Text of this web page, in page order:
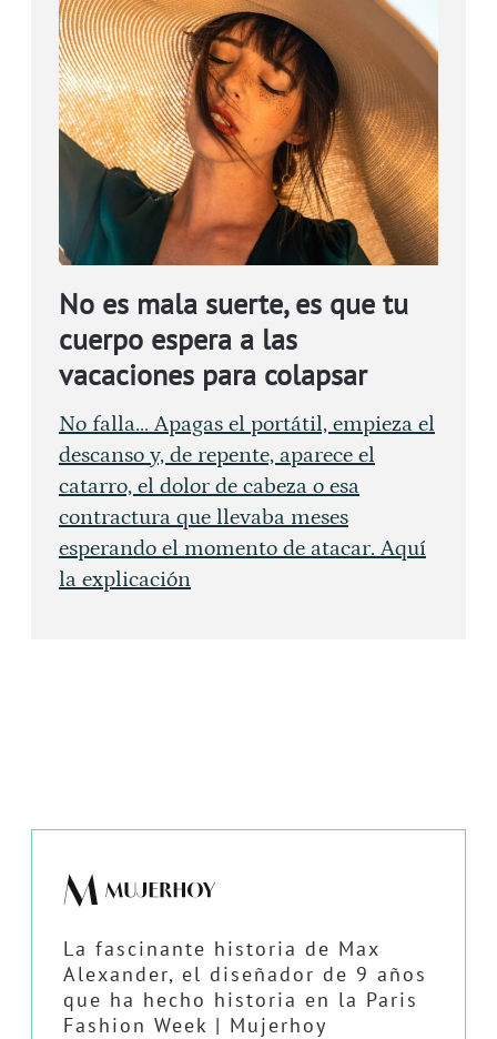
No es mala suerte, es que tu
cuerpo espera a las
vacaciones para colapsar
No falla... Apagas el portátil, empieza el
descanso y, de repente, aparece el
catarro, el dolor de cabeza o esa
contractura que llevaba meses
esperando el momento de atacar. Aquí
la explicación
La fascinante historia de Max
Alexander, el diseñador de 9 años
que ha hecho historia en la Paris
Fashion Week | Mujerhoy